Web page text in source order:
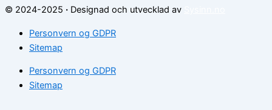
© 2024-2025 · Designad och utvecklad av
Personvern og GDPR
Sitemap
Personvern og GDPR
Sitemap